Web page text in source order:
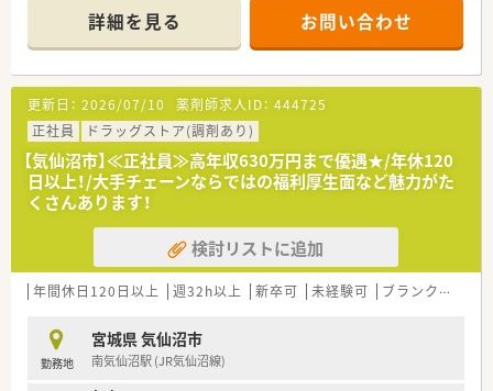
です。
調剤薬局の運営にとどまらず、福祉・介護事業にも参入してお
り、会社としての安定感もございます。
≪おすすめポイント☆教育制度・設備充実≫
教育に力を入れており、本社研修やセミナー、勉強会など様々な
取り組みを行っています。
若年層のスタッフが仕事をしながらステップアップ出来るよう
な環境を整えています。
また、業務効率化のため、最新機器の導入を積極的に行い、薬物
事故防止はもちろん、本来業務に費やすはずだった時間を、患者
様との時間に変えるよう努めております。
≪薬局について≫
本吉津谷インターチェンジからもほど近く、市外からの通勤にも
徒歩圏内にコンビニやお車5分の位置に海水浴場もあり、自然を
感じながらご勤務いただけます。
内科クリニック門前の処方せんを受けている調剤薬局で、処方箋
も1日20枚程度と落ち着いていますので、急がず落ち着いて調剤
詳細を見る お問い合わせ
更新日： 2026/07/10 薬剤師求人ID： 444725
正社員
ドラッグストア(調剤あり)
【気仙沼市】≪正社員≫高年収630万円まで優遇★/年休120
日以上！/大手チェーンならではの福利厚生面など魅力がた
くさんあります！
検討リストに追加
年間休日120日以上 週32h以上 新卒可 未経験可 ブランク可
勤務地
宮城県 気仙沼市
南気仙沼駅 (JR気仙沼線)